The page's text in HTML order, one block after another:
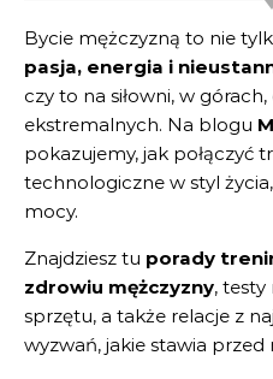
Bycie mężczyzną to nie
pasja, energia i
czy to na siłowni, w
ekstremalnych. Na blogu
pokazujemy, jak połączyć
technologiczne w styl
mocy.
Znajdziesz tu porady
zdrowiu mężczyzny,
sprzętu, a także relacje z
wyzwań, jakie stawia przed